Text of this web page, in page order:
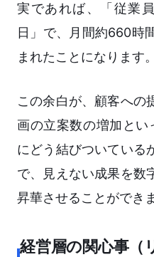
実であれば、「従業
日」で、月間約660時
まれたことになります。
この余白が、顧客への
画の立案数の増加とい
にどう結びついている
で、見えない成果を数
昇華させることができ
経営層の関心事（